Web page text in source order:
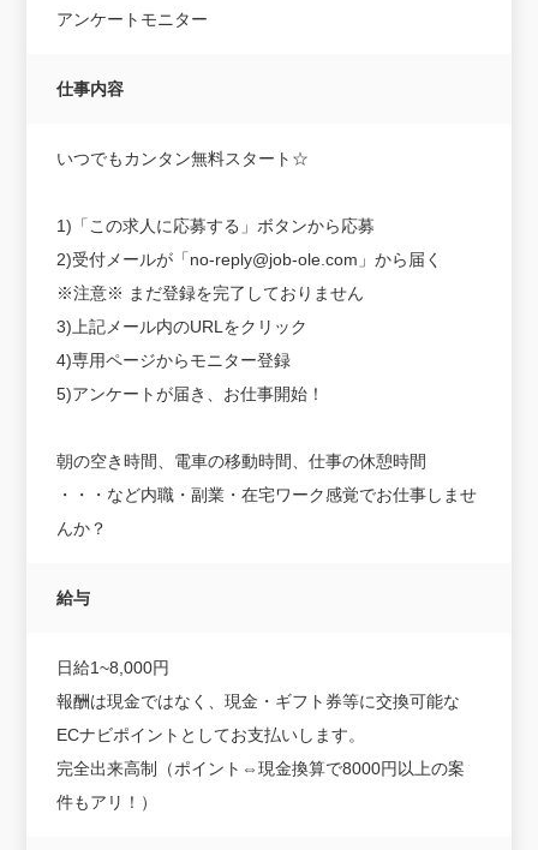
アンケートモニター
仕事内容
いつでもカンタン無料スタート☆
1)「この求人に応募する」ボタンから応募
2)受付メールが「no-reply@job-ole.com」から届く
※注意※ まだ登録を完了しておりません
3)上記メール内のURLをクリック
4)専用ページからモニター登録
5)アンケートが届き、お仕事開始！
朝の空き時間、電車の移動時間、仕事の休憩時間
・・・など内職・副業・在宅ワーク感覚でお仕事しませ
んか？
給与
日給1~8,000円
報酬は現金ではなく、現金・ギフト券等に交換可能な
ECナビポイントとしてお支払いします。
完全出来高制（ポイント⇔現金換算で8000円以上の案
件もアリ！）